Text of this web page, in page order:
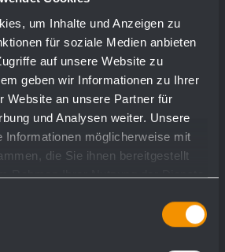
um Inhalte und Anzeigen zu
für soziale Medien anbieten
auf unsere Website zu
geben wir Informationen zu Ihrer
Website an unsere Partner für
und Analysen weiter. Unsere
Informationen möglicherweise mit
die Sie ihnen bereitgestellt
Rahmen Ihrer Nutzung der Dienste